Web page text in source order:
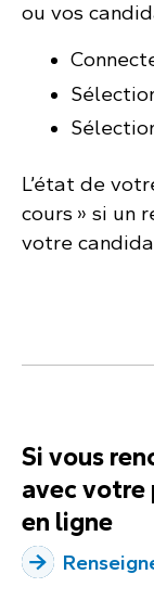
ou vos
L’état de
cours » si un
votre
Si vous
avec votre
en ligne